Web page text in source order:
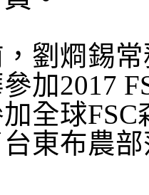
，劉烱錫
加2017
加全球
東布農